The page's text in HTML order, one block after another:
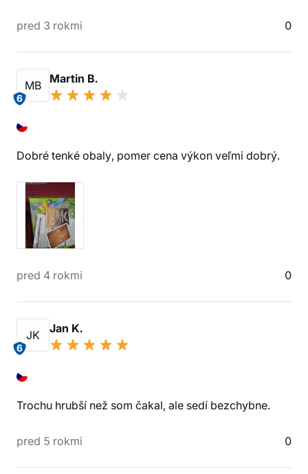
pred 3 rokmi 0
MB
6
Martin B.
Dobré tenké obaly, pomer cena výkon veľmi dobrý.
pred 4 rokmi 0
JK
6
Jan K.
Trochu hrubší než som čakal, ale sedí bezchybne.
pred 5 rokmi 0